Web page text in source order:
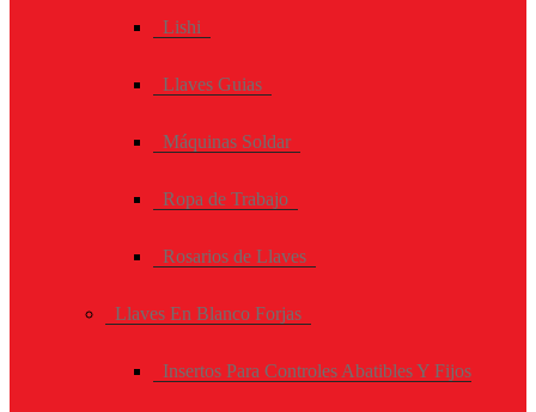
Lishi
Llaves Guias
Máquinas Soldar
Ropa de Trabajo
Rosarios de Llaves
Llaves En Blanco Forjas
Insertos Para Controles Abatibles Y Fijos